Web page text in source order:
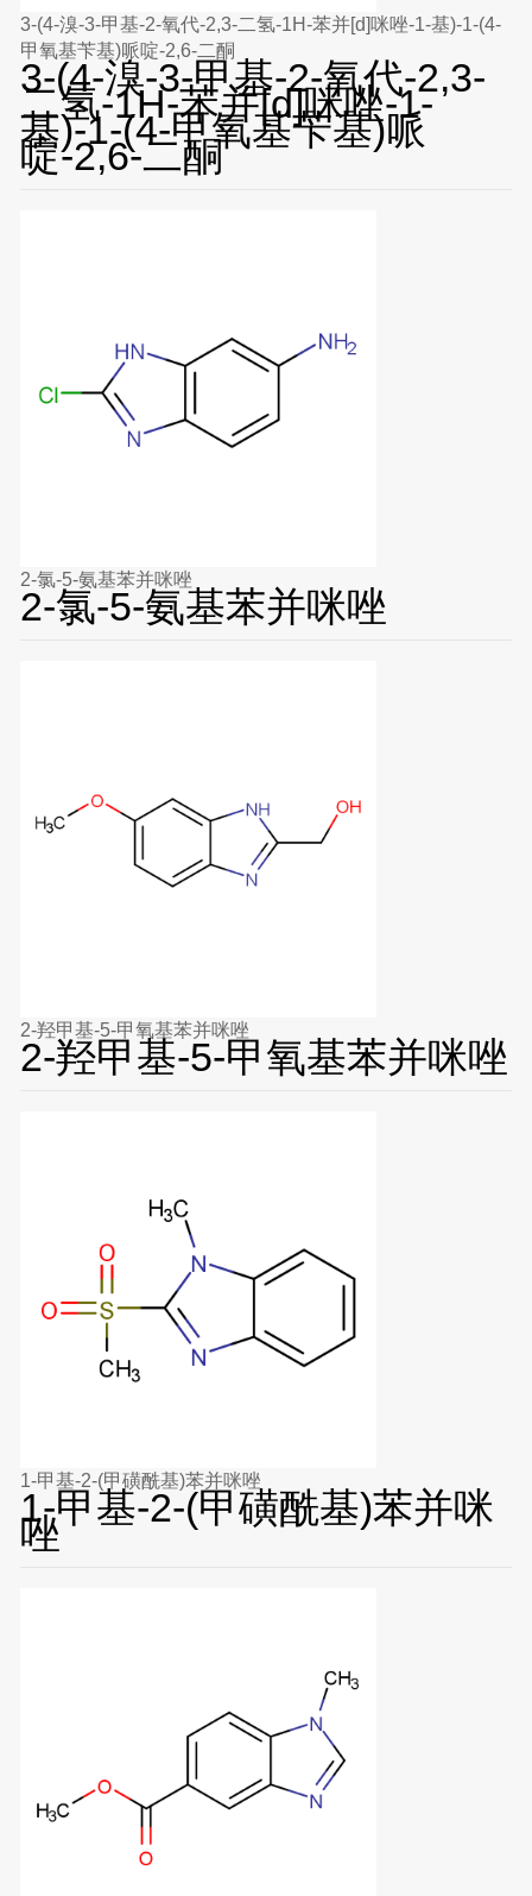
3-(4-溴-3-甲基-2-氧代-2,3-二氢-1H-苯并[d]咪唑-1-基)-1-(4-
甲氧基苄基)哌啶-2,6-二酮
3-(4-溴-3-甲基-2-氧代-2,3-
二氢-1H-苯并[d]咪唑-1-
基)-1-(4-甲氧基苄基)哌
啶-2,6-二酮
2-氯-5-氨基苯并咪唑
2-氯-5-氨基苯并咪唑
2-羟甲基-5-甲氧基苯并咪唑
2-羟甲基-5-甲氧基苯并咪唑
1-甲基-2-(甲磺酰基)苯并咪唑
1-甲基-2-(甲磺酰基)苯并咪
唑